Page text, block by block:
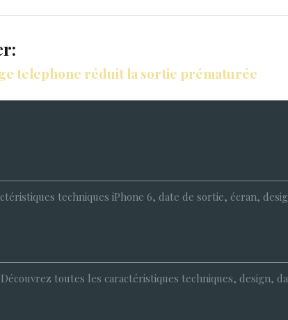
telephone réduit la sortie prématurée
techniques iPhone 6, date de sortie, écran,
toutes les caractéristiques techniques, design,